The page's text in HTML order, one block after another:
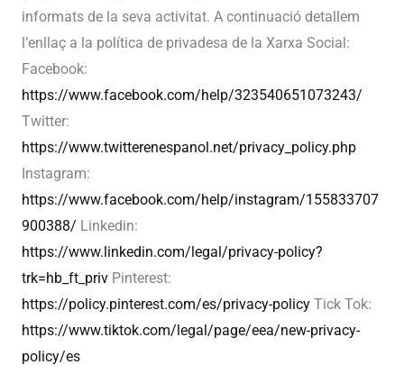
informats de la seva activitat. A continuació detallem
l’enllaç a la política de privadesa de la Xarxa Social:
Facebook:
https://www.facebook.com/help/323540651073243/
Twitter:
https://www.twitterenespanol.net/privacy_policy.php
Instagram:
https://www.facebook.com/help/instagram/155833707
900388/ Linkedin:
https://www.linkedin.com/legal/privacy-policy?
trk=hb_ft_priv Pinterest:
https://policy.pinterest.com/es/privacy-policy Tick Tok:
https://www.tiktok.com/legal/page/eea/new-privacy-
policy/es